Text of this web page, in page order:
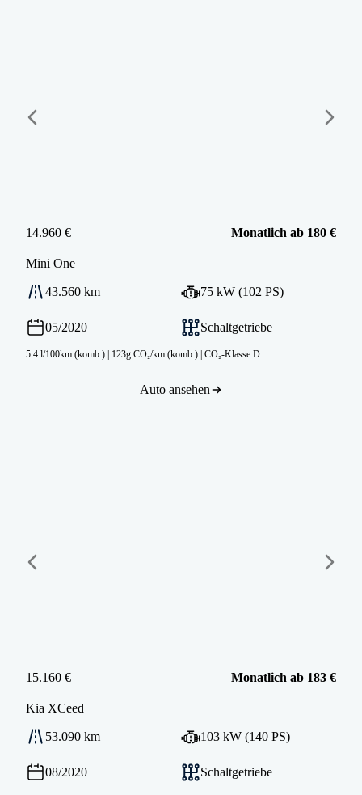
14.960 € Monatlich ab 180 €
Mini One
43.560 km 75 kW (102 PS)
05/2020 Schaltgetriebe
5.4 l/100km (komb.) | 123g CO₂/km (komb.) | CO₂-Klasse D
Auto ansehen
15.160 € Monatlich ab 183 €
Kia XCeed
53.090 km 103 kW (140 PS)
08/2020 Schaltgetriebe